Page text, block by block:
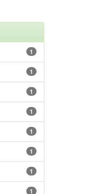
1
1
1
1
1
1
1
1